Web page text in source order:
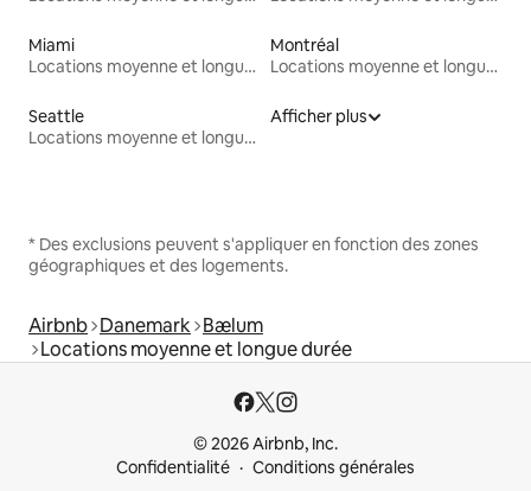
Miami
Locations moyenne et longue durée
Montréal
Locations moyenne et longue durée
Seattle
Locations moyenne et longue durée
Afficher plus
* Des exclusions peuvent s'appliquer en fonction des zones
géographiques et des logements.
Airbnb Danemark Bælum
Locations moyenne et longue durée
© 2026 Airbnb, Inc.
Confidentialité
Conditions générales